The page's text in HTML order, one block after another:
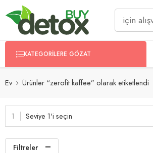
KATEGORILERE GÖZAT
Ev Ürünler “zerofit kaffee” olarak etiketlendi
Seviye 1'i seçin
Filtreler